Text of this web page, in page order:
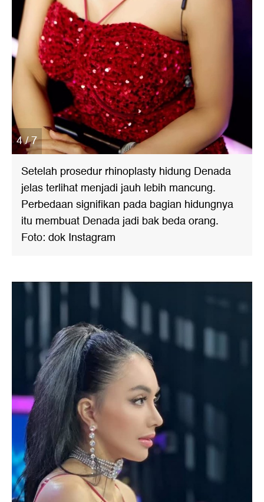
4 / 7
Setelah prosedur rhinoplasty hidung Denada
jelas terlihat menjadi jauh lebih mancung.
Perbedaan signifikan pada bagian hidungnya
itu membuat Denada jadi bak beda orang.
Foto: dok Instagram